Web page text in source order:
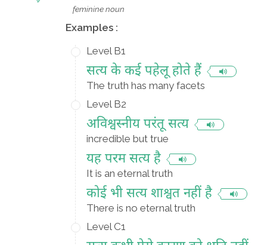
feminine noun
Examples :
Level B1
सत्य के कई पहेलू होते हैं
The truth has many facets
Level B2
अविश्वस्नीय परंतू सत्य
incredible but true
यह परम सत्य है
It is an eternal truth
कोई भी सत्य शाश्वत नहीं है
There is no eternal truth
Level C1